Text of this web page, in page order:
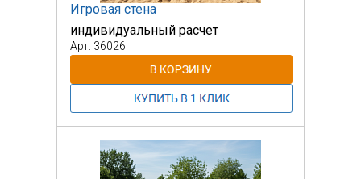
Игровая стена
индивидуальный расчет
Арт: 36026